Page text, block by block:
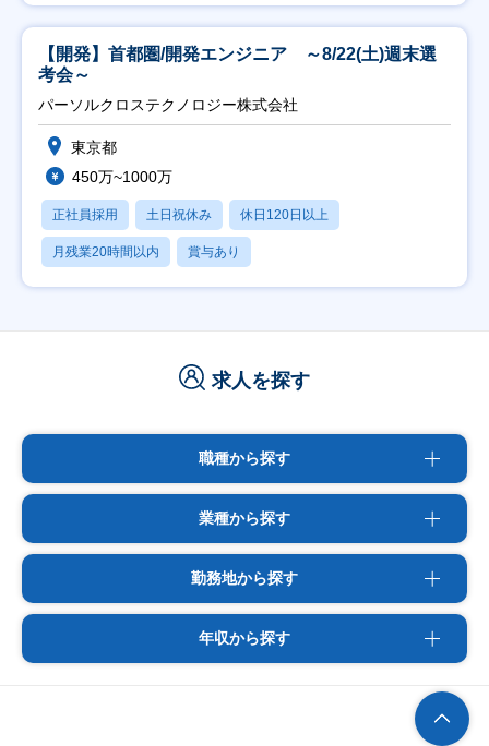
【開発】首都圏/開発エンジニア ～8/22(土)週末選
考会～
パーソルクロステクノロジー株式会社
東京都
450万~1000万
正社員採用 土日祝休み 休日120日以上
月残業20時間以内 賞与あり
求人を探す
職種から探す
業種から探す
勤務地から探す
年収から探す